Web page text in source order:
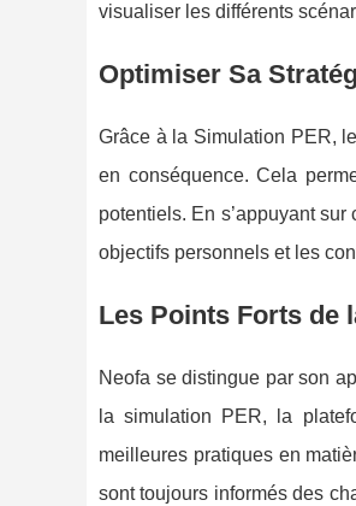
visualiser les différents
Optimiser Sa
Grâce à la Simulation PER,
en conséquence. Cela
potentiels. En s’appuyant
objectifs personnels et les
Les Points Forts de
Neofa se distingue par son
la simulation PER, la
meilleures pratiques en
sont toujours informés des